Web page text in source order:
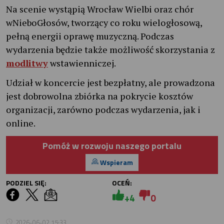
Na scenie wystąpią Wrocław Wielbi oraz chór
wNieboGłosów, tworzący co roku wielogłosową,
pełną energii oprawę muzyczną. Podczas
wydarzenia będzie także możliwość skorzystania z
modlitwywstawienniczej.
Udział w koncercie jest bezpłatny, ale prowadzona
jest dobrowolna zbiórka na pokrycie kosztów
organizacji, zarówno podczas wydarzenia, jak i
online.
Pomóż w rozwoju naszego portalu
Wspieram
PODZIEL SIĘ:
OCEŃ:
+4 0